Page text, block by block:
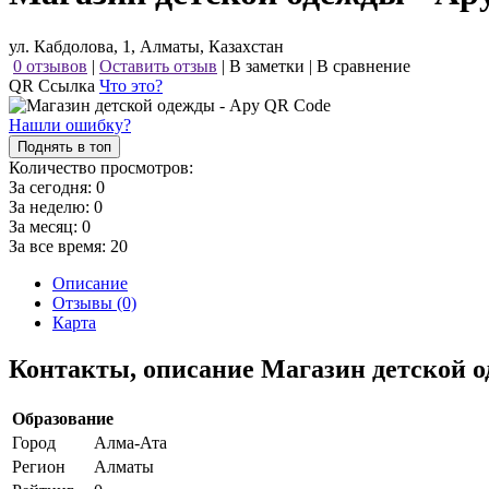
ул. Кабдолова, 1, Алматы, Казахстан
0 отзывов | Оставить отзыв | В заметки | В сравнение
QR Ссылка Что это?
Нашли ошибку?
Поднять в топ
Количество просмотров:
За сегодня: 0
За неделю: 0
За месяц: 0
За все время: 20
Описание
Отзывы (0)
Карта
Контакты, описание Магазин детской
Образование
Город
Алма-Ата
Регион
Алматы